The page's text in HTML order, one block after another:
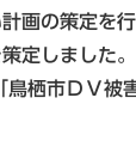
画の策定を
定しました。
栖市ＤＶ被